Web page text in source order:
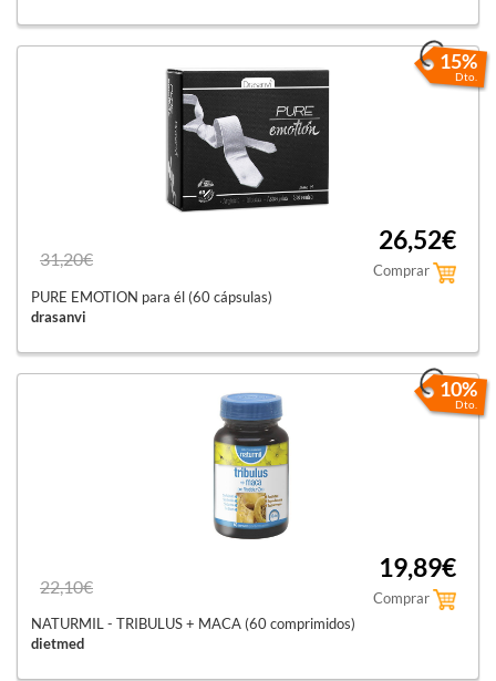
15%
Dto.
31,20€
26,52€
Comprar
PURE EMOTION para él (60 cápsulas)
drasanvi
10%
Dto.
22,10€
19,89€
Comprar
NATURMIL - TRIBULUS + MACA (60 comprimidos)
dietmed